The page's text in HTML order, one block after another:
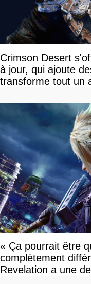
Crimson Desert
à jour, qui ajoute
transforme tout un
« Ça pourrait être
complètement
Revelation a une